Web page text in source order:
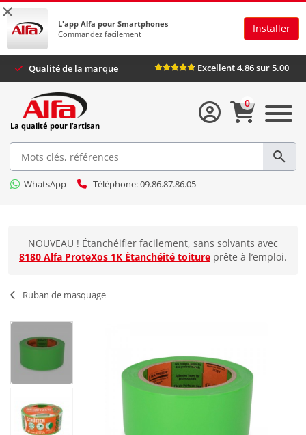
×
L'app Alfa pour Smartphones
Commandez facilement
Installer
Qualité de la marque Excellent 4.86 sur 5.00
La qualité pour l’artisan
WhatsApp Téléphone: 09.86.87.86.05
0
NOUVEAU ! Étanchéifier facilement, sans solvants avec
8180 Alfa ProteXos 1K Étanchéité toiture prête à l’emploi.
Ruban de masquage